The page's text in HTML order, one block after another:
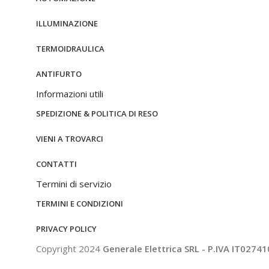
ILLUMINAZIONE
TERMOIDRAULICA
ANTIFURTO
Informazioni utili
SPEDIZIONE & POLITICA DI RESO
VIENI A TROVARCI
CONTATTI
Termini di servizio
TERMINI E CONDIZIONI
PRIVACY POLICY
Copyright 2024 Generale Elettrica SRL - P.IVA